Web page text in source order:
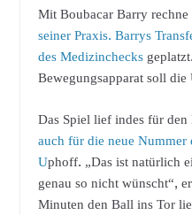
Mit Boubacar Barry rechne
seiner Praxis. Barrys
des Medizinchecks
Bewegungsapparat soll die
Das Spiel lief indes für
auch für die neue
Uphoff. „Das ist natürlich
genau so nicht wünscht“,
Minuten den Ball ins Tor